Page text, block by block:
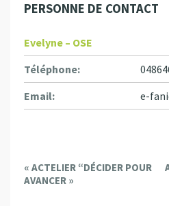
PERSONNE DE CONTACT
Evelyne – OSE
Téléphone:
Email:
e-
E
v
« ACTELIER “DÉCIDER POUR
AVANCER »